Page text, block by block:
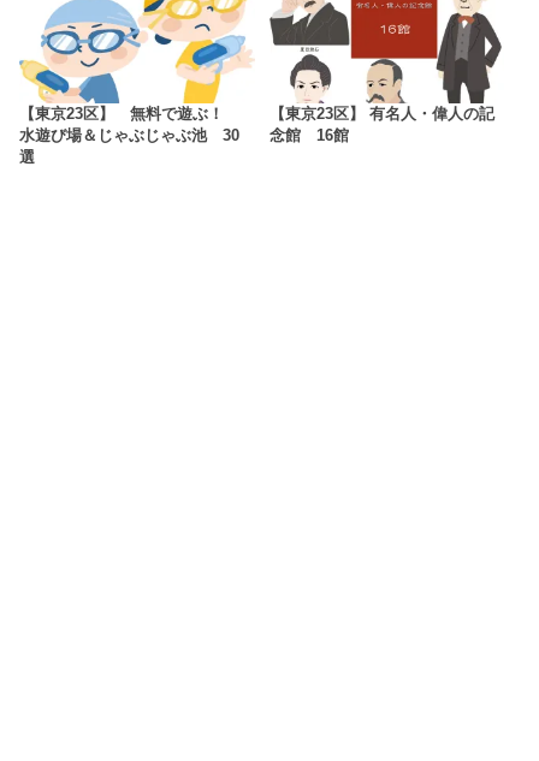
【東京23区】 無料で遊ぶ！
水遊び場＆じゃぶじゃぶ池 30
選
【東京23区】 有名人・偉人の記
念館 16館